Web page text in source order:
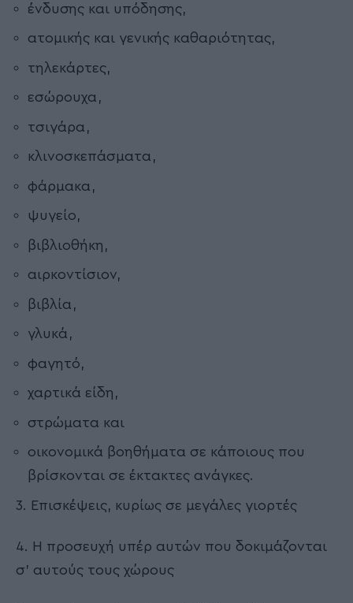
ένδυσης και υπόδησης,
ατομικής και γενικής καθαριότητας,
τηλεκάρτες,
εσώρουχα,
τσιγάρα,
κλινοσκεπάσματα,
φάρμακα,
ψυγείο,
βιβλιοθήκη,
αιρκοντίσιον,
βιβλία,
γλυκά,
φαγητό,
χαρτικά είδη,
στρώματα και
οικονομικά βοηθήματα σε κάποιους που
βρίσκονται σε έκτακτες ανάγκες.
3. Επισκέψεις, κυρίως σε μεγάλες γιορτές
4. Η προσευχή υπέρ αυτών που δοκιμάζονται
σ' αυτούς τους χώρους